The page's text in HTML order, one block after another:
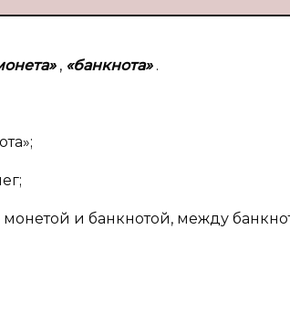
, «банкнота» .
и банкнотой, между